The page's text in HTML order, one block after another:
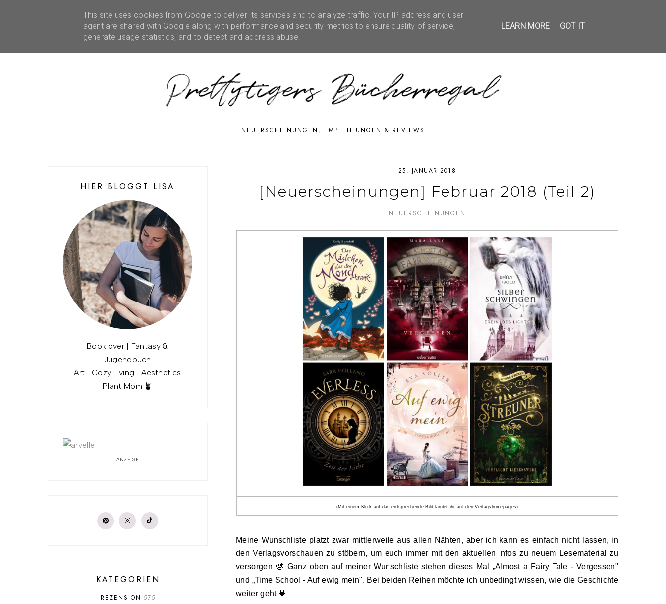
ÜBER MICH REZENSIONEN KOOPERATIONEN RUBRIKEN EVENTS SHOP FEEDBACK
NEUERSCHEINUNGEN, EMPFEHLUNGEN & REVIEWS
25. JANUAR 2018
[Neuerscheinungen] Februar 2018 (Teil 2)
NEUERSCHEINUNGEN
(Mit einem Klick auf das entsprechende Bild landet ihr auf den Verlagshomepages)
Meine Wunschliste platzt zwar mittlerweile aus allen Nähten, aber ich kann es einfach nicht lassen, in
den Verlagsvorschauen zu stöbern, um euch immer mit den aktuellen Infos zu neuem Lesematerial zu
versorgen 🤓 Ganz oben auf meiner Wunschliste stehen dieses Mal „Almost a Fairy Tale - Vergessen"
und „Time School - Auf ewig mein". Bei beiden Reihen möchte ich unbedingt wissen, wie die Geschichte
weiter geht 💗
HIER BLOGGT LISA
Booklover | Fantasy &
Jugendbuch
Art | Cozy Living | Aesthetics
Plant Mom 🪴
ANZEIGE
KATEGORIEN
REZENSION 575
This site uses cookies from Google to deliver its services and to analyze traffic. Your IP address and user-
agent are shared with Google along with performance and security metrics to ensure quality of service,
generate usage statistics, and to detect and address abuse.
LEARN MORE GOT IT